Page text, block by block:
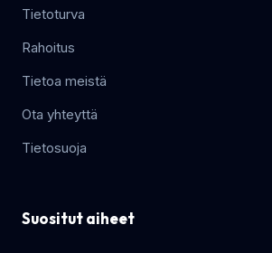
Tietoturva
Rahoitus
Tietoa meistä
Ota yhteyttä
Tietosuoja
Suositut aiheet